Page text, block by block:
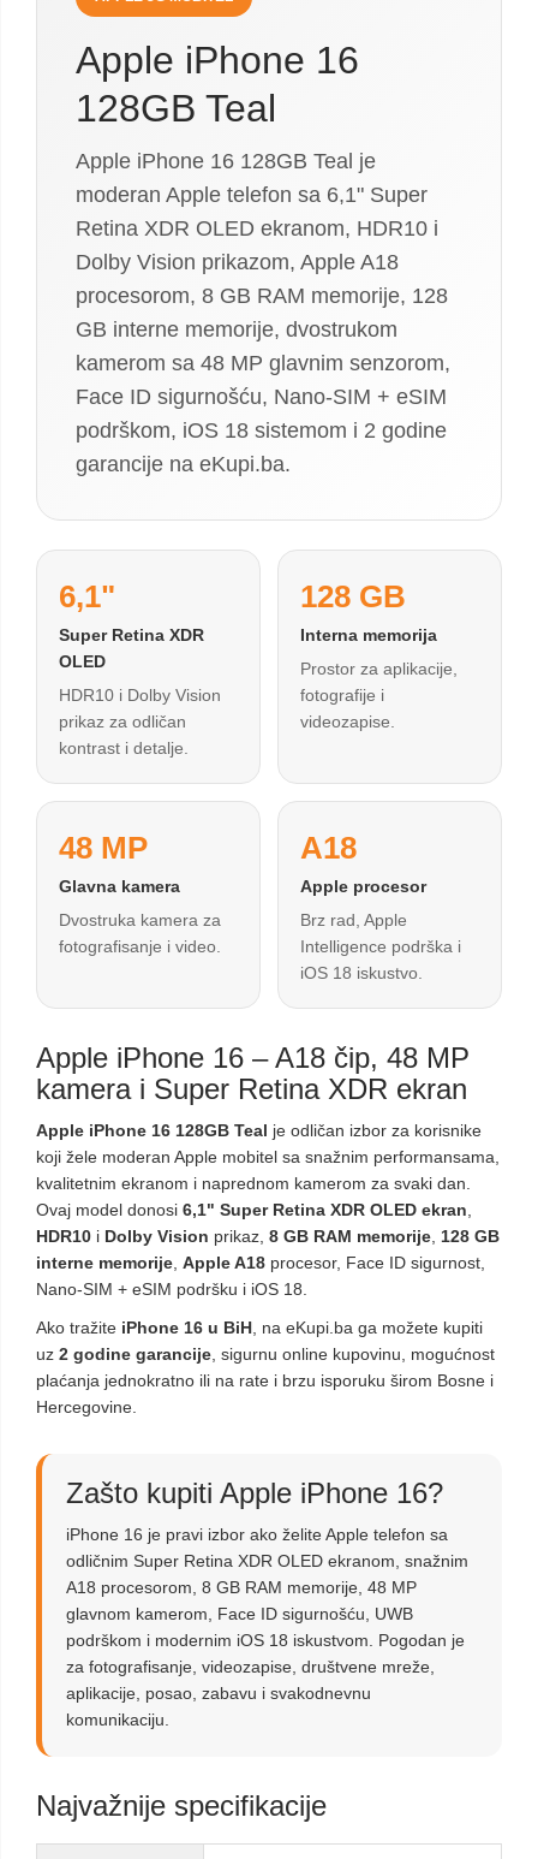
Apple iPhone 16
128GB Teal
Apple iPhone 16 128GB Teal je
moderan Apple telefon sa 6,1" Super
Retina XDR OLED ekranom, HDR10 i
Dolby Vision prikazom, Apple A18
procesorom, 8 GB RAM memorije, 128
GB interne memorije, dvostrukom
kamerom sa 48 MP glavnim senzorom,
Face ID sigurnošću, Nano-SIM + eSIM
podrškom, iOS 18 sistemom i 2 godine
garancije na eKupi.ba.
6,1"
Super Retina XDR
OLED
HDR10 i Dolby Vision
prikaz za odličan
kontrast i detalje.
128 GB
Interna memorija
Prostor za aplikacije,
fotografije i
videozapise.
48 MP
Glavna kamera
Dvostruka kamera za
fotografisanje i video.
A18
Apple procesor
Brz rad, Apple
Intelligence podrška i
iOS 18 iskustvo.
Apple iPhone 16 – A18 čip, 48 MP
kamera i Super Retina XDR ekran
Apple iPhone 16 128GB Teal je odličan izbor za korisnike
koji žele moderan Apple mobitel sa snažnim performansama,
kvalitetnim ekranom i naprednom kamerom za svaki dan.
Ovaj model donosi 6,1" Super Retina XDR OLED ekran
HDR10 i Dolby Vision prikaz, 8 GB RAM memorije 128 GB
interne memorije Apple A18 procesor, Face ID sigurnost,
Nano-SIM + eSIM podršku i iOS 18.
Ako tražite iPhone 16 u BiH , na eKupi.ba ga možete kupiti
uz 2 godine garancije , sigurnu online kupovinu, mogućnost
plaćanja jednokratno ili na rate i brzu isporuku širom Bosne i
Hercegovine.
Zašto kupiti Apple iPhone 16?
iPhone 16 je pravi izbor ako želite Apple telefon sa
odličnim Super Retina XDR OLED ekranom, snažnim
A18 procesorom, 8 GB RAM memorije, 48 MP
glavnom kamerom, Face ID sigurnošću, UWB
podrškom i modernim iOS 18 iskustvom. Pogodan je
za fotografisanje, videozapise, društvene mreže,
aplikacije, posao, zabavu i svakodnevnu
komunikaciju.
Najvažnije specifikacije